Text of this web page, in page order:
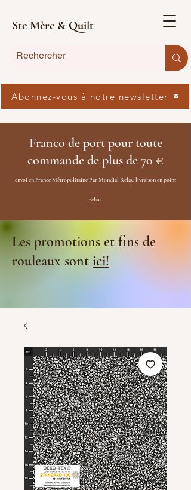
Ste Mère & Quilt
Franco de port pour toute
commande de plus de 70 €
envoi en France Métropolitaine Par Mondial Relay, livraison en point
relais
Les promotions et fins de
rouleaux sontici!
Abonnez-vous à notre newsletter